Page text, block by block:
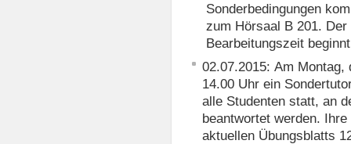
Sonderbedingungen
zum Hörsaal B 201.
Bearbeitungszeit
02.07.2015: Am
14.00 Uhr ein
alle Studenten statt, an
beantwortet werden.
aktuellen Übungsblatts